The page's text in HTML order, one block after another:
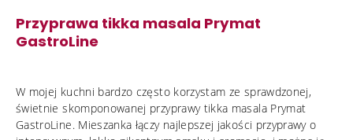
Przyprawa tikka masala Prymat
GastroLine
W mojej kuchni bardzo często korzystam ze sprawdzonej,
świetnie skomponowanej przyprawy tikka masala Prymat
GastroLine. Mieszanka łączy najlepszej jakości przyprawy o